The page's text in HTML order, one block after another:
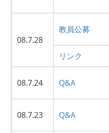
08.7.28
教員公募
リンク
08.7.24 Q&A
08.7.23 Q&A